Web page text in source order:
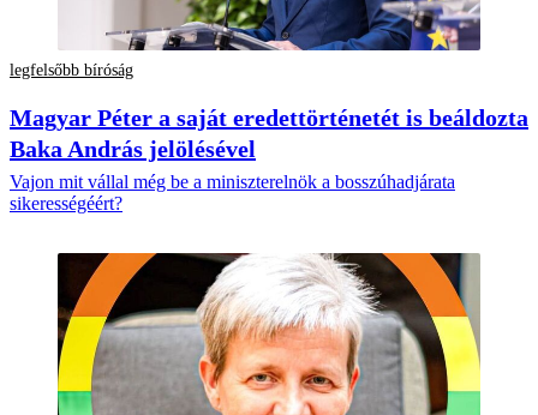
legfelsőbb bíróság
Magyar Péter a saját eredettörténetét is beáldozta
Baka András jelölésével
Vajon mit vállal még be a miniszterelnök a bosszúhadjárata
sikerességéért?